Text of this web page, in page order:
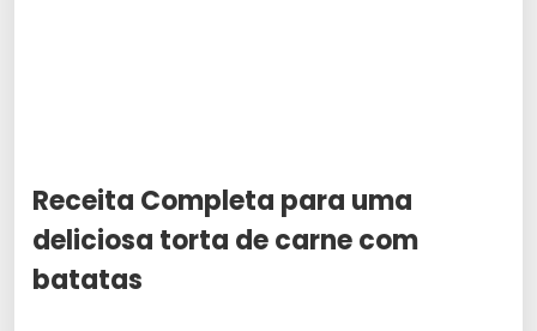
Receita Completa para uma
deliciosa torta de carne com
batatas